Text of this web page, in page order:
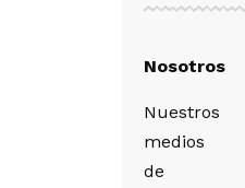
Nosotros
Nuestros
medios
de